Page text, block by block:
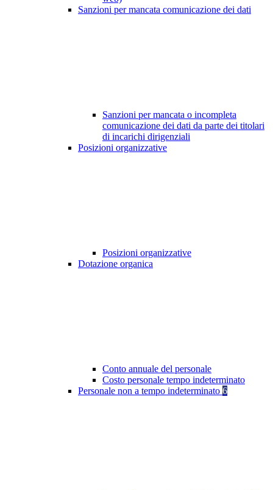
Sanzioni per mancata comunicazione dei dati
Sanzioni per mancata o incompleta
comunicazione dei dati da parte dei titolari
di incarichi dirigenziali
Posizioni organizzative
Posizioni organizzative
Dotazione organica
Conto annuale del personale
Costo personale tempo indeterminato
Personale non a tempo indeterminato 6